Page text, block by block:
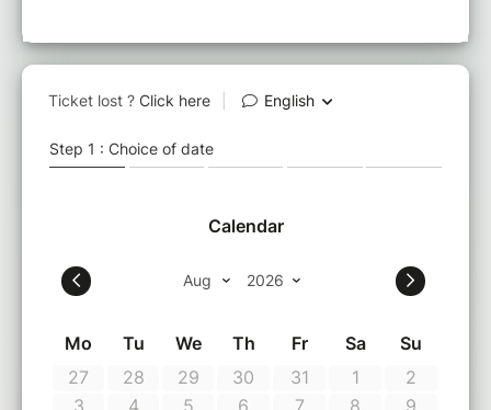
Synopsis
Edith, la quarantaine, souhaite tomber
enceinte grâce à un donneur de sperme
par hasard l’identité du donneur — Niels, un
organiser une rencontre sous prétexte de
technologique.
Het solo ouderschap valt haar zwaar. Wanneer
de identiteit van de man die het sperma
doneerde aan het licht komt, zoekt ze hem op
onder het valse voorwendsel hem te